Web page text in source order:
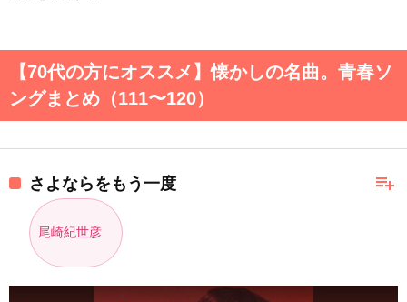
【70代の方にオススメ】懐かしの名曲。青春ソ
ングまとめ（111〜120）
playlist_add
さよならをもう一度
尾崎紀世彦